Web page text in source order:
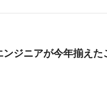
ンジニアが今年揃え